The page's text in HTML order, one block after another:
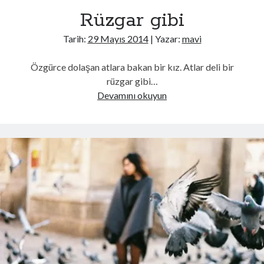
İran basını: Hürmüz Boğazı girişinde düşman hedeflerine saldırı
Soykırımcı İsrail'in Gazze'deki saldırıları 300 günde en az 300 çocuğun
İzmir Büyükşehir Belediyesine yönelik yolsuzluk soruşturmasında 2
Cumhurbaşkanı Erdoğan Suudi Arabistan'a gidecek
Son Yazılar
Yasak Şehir
Kurban bayramı ne zaman 2025
Kaç anı biriktirebilirsin
Işıltılı
Rüya
Rüzgar gibi
Tarih: 29 Mayıs 2014| Yazar: mavi
Özgürce dolaşan atlara bakan bir kız. Atlar deli bir
rüzgar gibi…
Devamını okuyunRüzgar